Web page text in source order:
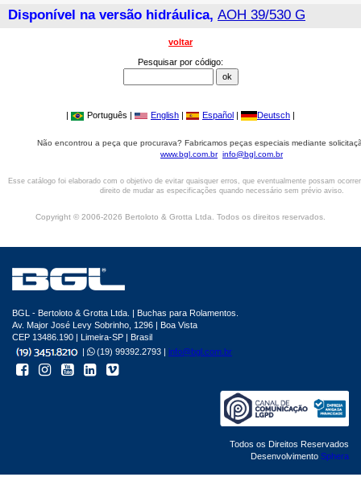
Disponível na versão hidráulica, AOH 39/530 G
voltar
Pesquisar por código:
| Português | English | Español | Deutsch |
Não encontrou a peça que procurava? Fabricamos peças especiais mediante
www.bgl.com.br info@bgl.com.br
Esse catálogo foi elaborado com o objetivo de evitar quaisquer erros, que eventualmente possam
direito de mudar as especificações quando necessário sem prévio aviso.
Copyright © 2006-2026 Bertoloto & Grotta Ltda. Todos os direitos reservados.
BGL - Bertoloto & Grotta Ltda. | Buchas para Rolamentos.
Av. Major José Levy Sobrinho, 1296 | Boa Vista
CEP 13486.190 | Limeira-SP | Brasil
|
(19) 99392.2793 | info@bgl.com.br
Todos os Direitos Reservados
Desenvolvimento Sphera